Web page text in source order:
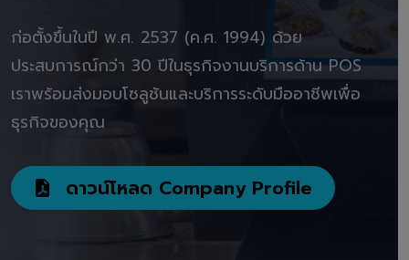
ก่อตั้งขึ้นในปี พ.ศ. 2537 (ค.ศ. 1994) ด้วย
ประสบการณ์กว่า 30 ปีในธุรกิจงานบริการด้าน POS
เราพร้อมส่งมอบโซลูชันและบริการระดับมืออาชีพเพื่อ
ธุรกิจของคุณ
ดาวน์โหลด Company Profile